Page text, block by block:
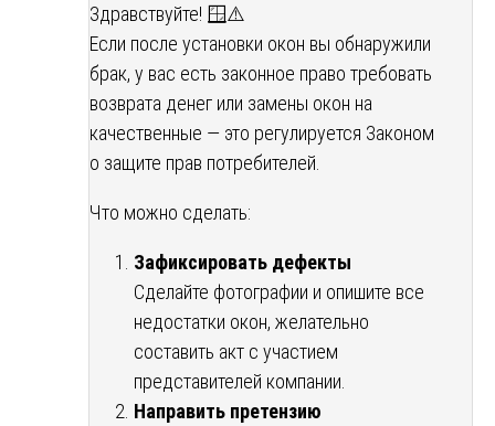
Здравствуйте! 🪟⚠️
Если после установки окон вы обнаружили
брак, у вас есть законное право требовать
возврата денег или замены окон на
качественные — это регулируется Законом
о защите прав потребителей.
Что можно сделать:
Зафиксировать дефекты
Сделайте фотографии и опишите все
недостатки окон, желательно
составить акт с участием
представителей компании.
Направить претензию